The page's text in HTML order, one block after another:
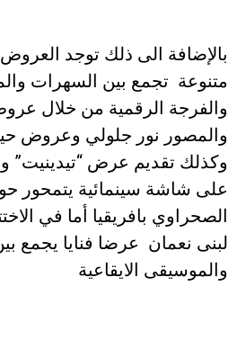
بالإضافة الى ذلك توجد
متنوعة تجمع بين السهرات
والفرجة الرقمية من خلال
والمصور نور جلولي وعروض
وكذلك تقديم عرض
على شاشة سينمائية يتمحور
الصحراوي بافريقيا أما في
لبنى نعمان عرضا فنايا يجمع
والموسيقى الايقاعية